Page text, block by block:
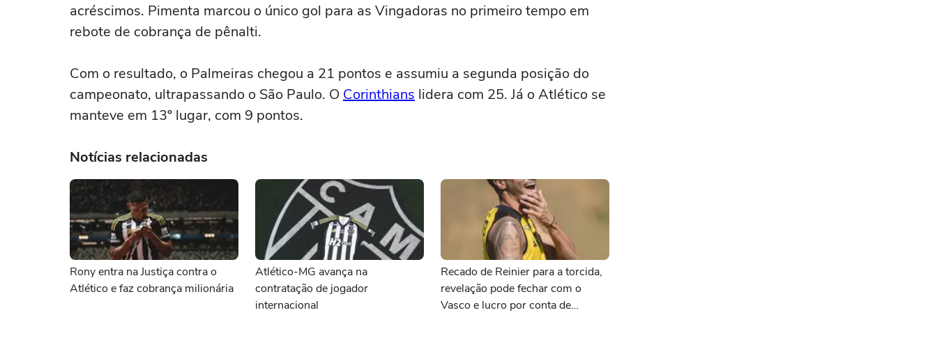
acréscimos. Pimenta marcou o único gol para as Vingadoras no primeiro tempo em
rebote de cobrança de pênalti.
Com o resultado, o Palmeiras chegou a 21 pontos e assumiu a segunda posição do
campeonato, ultrapassando o São Paulo. O Corinthians lidera com 25. Já o Atlético se
manteve em 13º lugar, com 9 pontos.
Notícias relacionadas
Rony entra na Justiça contra o
Atlético e faz cobrança milionária
Atlético-MG avança na
contratação de jogador
internacional
Recado de Reinier para a torcida,
revelação pode fechar com o
Vasco e lucro por conta de